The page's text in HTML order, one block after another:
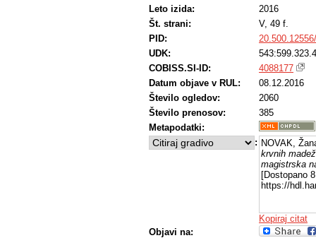
Leto izida:
2016
Št. strani:
V, 49 f.
PID:
UDK:
COBISS.SI-ID:
4088177
Datum objave v RUL:
08.12.2016
Število ogledov:
2060
Število prenosov:
385
Metapodatki:
: NOVAK,
krvnih
magistrska
[Dostopano
https://
Kopiraj citat
Objavi na: